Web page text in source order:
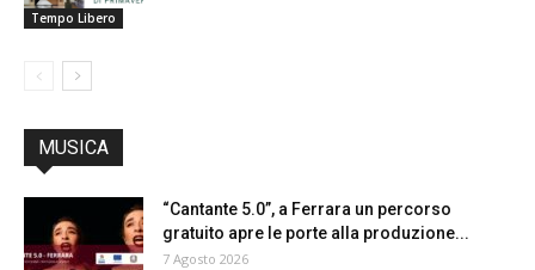
Tempo Libero
MUSICA
“Cantante 5.0”, a Ferrara un percorso
gratuito apre le porte alla produzione...
7 Agosto 2026